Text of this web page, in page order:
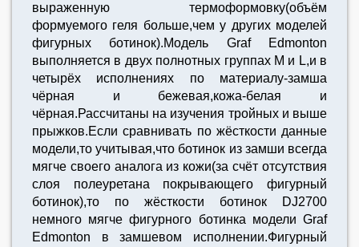
выраженную термоформовку(объём
формуемого геля больше,чем у других моделей
фигурных ботинок).Модель Graf Edmonton
выполняется в двух полнотных группах M и L,и в
четырёх исполнениях по материалу-замша
чёрная и бежевая,кожа-белая и
чёрная.Рассчитаны на изучения тройных и выше
прыжков.Если сравнивать по жёсткости данные
модели,то учитывая,что ботинок из замши всегда
мягче своего аналога из кожи(за счёт отсутствия
слоя полеуретана покрывающего фигурный
ботинок),то по жёсткости ботинок DJ2700
немного мягче фигурного ботинка модели Graf
Edmonton в замшевом исполнении.Фигурный